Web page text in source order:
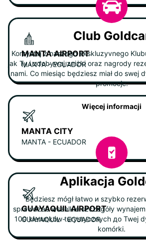
MANTA AIRPORT
MANTA - ECUADOR
MANTA CITY
MANTA - ECUADOR
GUAYAQUIL AIRPORT
GUAYAQUIL - ECUADOR
Club
Korzystaj z naszego ekskluzyvnego
jak Ty i zdobywaj zniżki oraz nagrody
nami. Co miesiąc będziesz miał do swej
promocje.
Więcej informacji
Aplikacja
Będziesz mógł łatwo и szybko
sprawdzać wszelkie szczegóły
100 kierunków turystycznych до Twej
komórki.